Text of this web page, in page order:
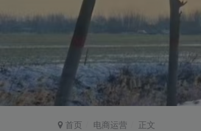
首页 电商运营 正文